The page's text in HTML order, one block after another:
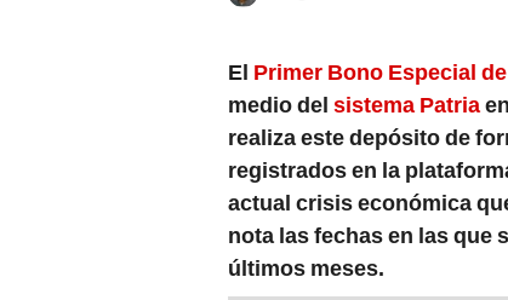
sistema Patria
realiza este depósito de
registrados en la
actual crisis económica
nota las fechas en las
últimos meses.